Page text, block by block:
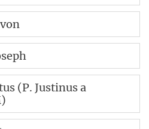
(P. Justinus a